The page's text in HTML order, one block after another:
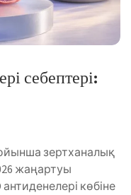
себептері:
зертханалық
жаңартуы
көбіне